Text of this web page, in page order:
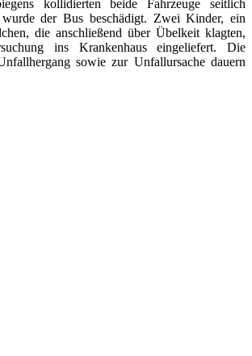
kollidierten beide Fahrzeuge seitlich
der Bus beschädigt. Zwei Kinder, ein
die anschließend über Übelkeit klagten,
ins Krankenhaus eingeliefert. Die
sowie zur Unfallursache dauern